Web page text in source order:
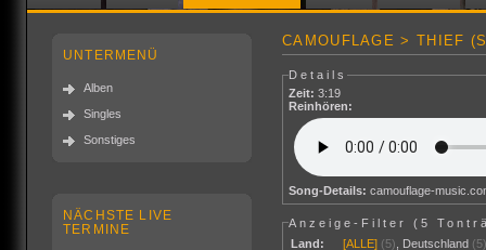
UNTERMENÜ
Alben
Singles
Sonstiges
NÄCHSTE LIVE
TERMINE
CAMOUFLAGE > THIEF
Details
Zeit: 3:19
Reinhören:
Song-Details: camouflage-
Anzeige-Filter (5
Land:
[ALLE] (5) Deutschland